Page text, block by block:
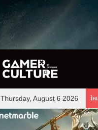
Thursday, August 6 2026 ให